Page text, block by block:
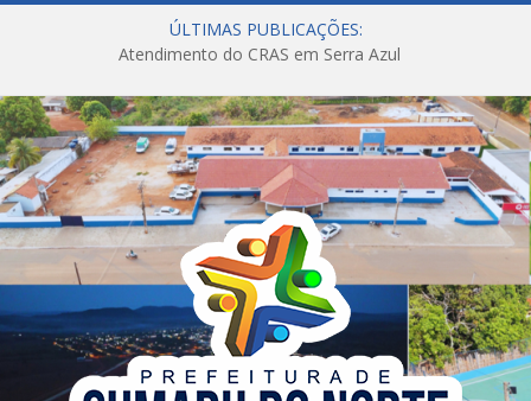
ÚLTIMAS PUBLICAÇÕES:
Atendimento do CRAS em Serra Azul